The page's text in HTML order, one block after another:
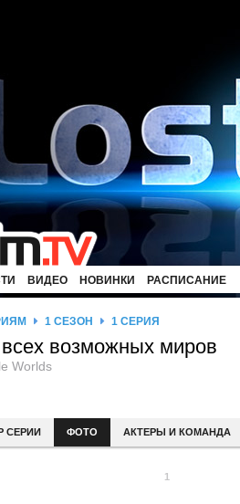
ВИДЕО НОВИНКИ РАСПИСАНИЕ
1 СЕЗОН 1 СЕРИЯ
возможных миров
Worlds
СЕРИИ ФОТО АКТЕРЫ И КОМАНДА
1